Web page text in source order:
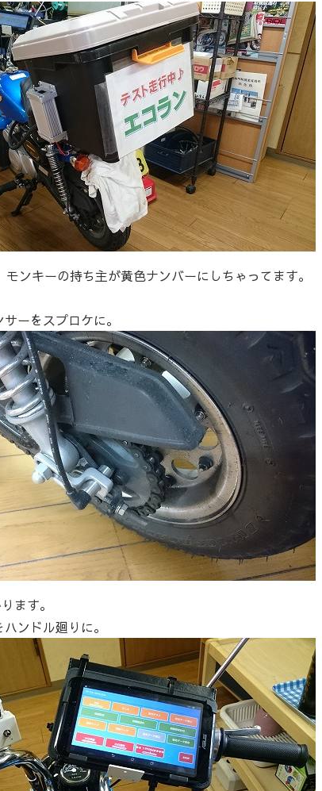
ンキーの持ち主が黄色ナンバーにしちゃってます。
ーをスプロケに。
ます。
ンドル廻りに。